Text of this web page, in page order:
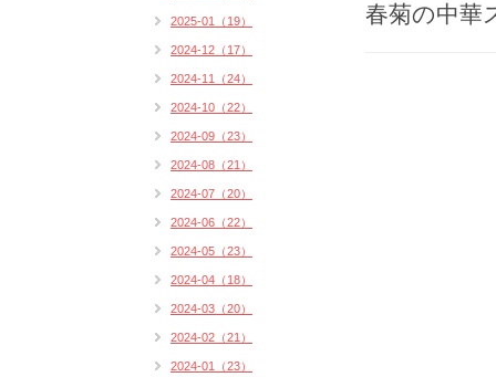
春菊の中華
2025-01（19）
2024-12（17）
2024-11（24）
2024-10（22）
2024-09（23）
2024-08（21）
2024-07（20）
2024-06（22）
2024-05（23）
2024-04（18）
2024-03（20）
2024-02（21）
2024-01（23）